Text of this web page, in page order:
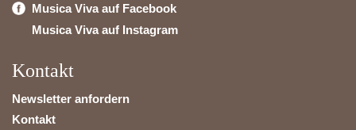
Musica Viva auf Facebook
Musica Viva auf Instagram
Kontakt
Newsletter anfordern
Kontakt